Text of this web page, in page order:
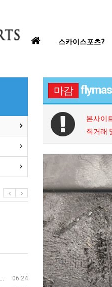
홈
스카이스포츠?
마감
본사이
직거래
06.24
aaaa
aaaaa